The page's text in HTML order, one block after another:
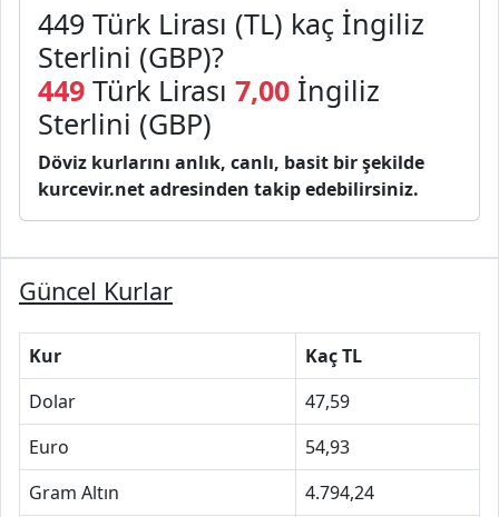
449 Türk Lirası (TL) kaç İngiliz
Sterlini (GBP)?
449 Türk Lirası 7,00 İngiliz
Sterlini (GBP)
Döviz kurlarını anlık, canlı, basit bir şekilde
kurcevir.net adresinden takip edebilirsiniz.
Güncel Kurlar
Kur
Kaç TL
Dolar
47,59
Euro
54,93
Gram Altın
4.794,24